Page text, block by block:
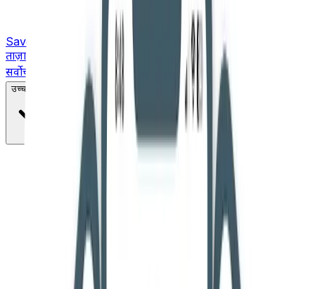
Saved
ताज़ा ख़बरें
सर्वोच्च न्यायालय
उच्च न्यायालय